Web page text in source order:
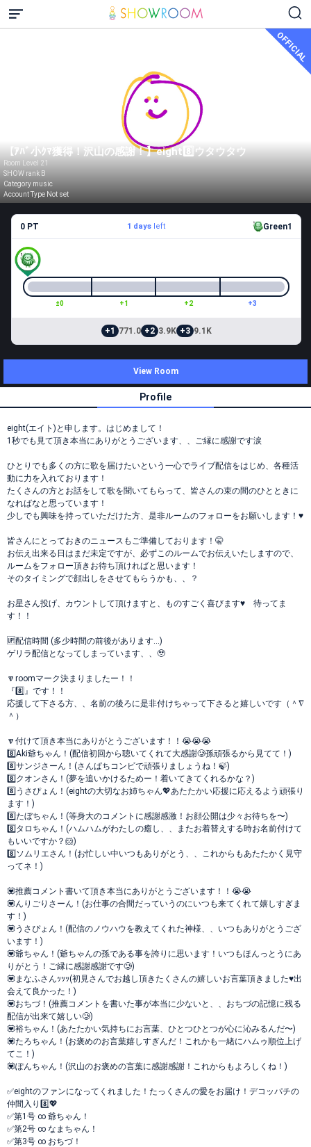
OFFICIAL
【ｱﾊﾞ小ｸﾏ獲得！沢山の感謝！】eight8️⃣ウタウタウ
Room Level 21
SHOW rank B
Category music
Account Type Not set
0 PT 1 daysleft Green1
±0 +1 +2 +3
+1 771.0 +2 3.9K +3 9.1K
View Room
Profile
eight(エイト)と申します。はじめまして！
1秒でも見て頂き本当にありがとうございます、、ご縁に感謝です涙
ひとりでも多くの方に歌を届けたいという一心でライブ配信をはじめ、各種活
動に力を入れております！
たくさんの方とお話をして歌を聞いてもらって、皆さんの束の間のひとときに
なればなと思っています！
少しでも興味を持っていただけた方、是非ルームのフォローをお願いします！♥️
皆さんにとっておきのニュースもご準備しております！🤫
お伝え出来る日はまだ未定ですが、必ずこのルームでお伝えいたしますので、
ルームをフォロー頂きお待ち頂ければと思います！
そのタイミングで顔出しをさせてもらうかも、、？
お星さん投げ、カウントして頂けますと、ものすごく喜びます♥️ 待ってま
す！！
🆙配信時間 (多少時間の前後があります…)
ゲリラ配信となってしまっています、、🥹
🔽roomマーク決まりましたー！！
『8️⃣』です！！
応援して下さる方、、名前の後ろに是非付けちゃって下さると嬉しいです（＾∇
＾）
🔽付けて頂き本当にありがとうございます！！😭😭😭
8️⃣Aki爺ちゃん！(配信初回から聴いてくれて大感謝🥲孫頑張るから見てて！)
8️⃣サンジさーん！(さんぱちコンビで頑張りましょうね！🍃)
8️⃣クオンさん！(夢を追いかけるためー！着いてきてくれるかな？)
8️⃣うさぴょん！(eightの大切なお姉ちゃん💖あたたかい応援に応えるよう頑張り
ます！)
8️⃣たぼちゃん！(等身大のコメントに感謝感激！お顔公開は少々お待ちを〜)
8️⃣タロちゃん！(ハムハムがわたしの癒し、、またお着替えする時お名前付けて
もいいですか？🐹)
8️⃣ソムリエさん！(お忙しい中いつもありがとう、、これからもあたたかく見守
ってネ！)
💟推薦コメント書いて頂き本当にありがとうございます！！😭😭
💟んりごりさーん！(お仕事の合間だっていうのにいつも来てくれて嬉しすぎま
す！)
💟うさぴょん！(配信のノウハウを教えてくれた神様、、いつもありがとうござ
います！)
💟爺ちゃん！(爺ちゃんの孫である事を誇りに思います！いつもほんっとうにあ
りがとう！ご縁に感謝感謝です🥲)
💟まなふさんｯｯｯ(初見さんでお越し頂きたくさんの嬉しいお言葉頂きました♥️出
会えて良かった！)
💟おちづ！(推薦コメントを書いた事が本当に少ないと、、おちづの記憶に残る
配信が出来て嬉しい🥲)
💟裕ちゃん！(あたたかい気持ちにお言葉、ひとつひとつが心に沁みるんだ〜)
💟たろちゃん！(お褒めのお言葉嬉しすぎんだ！これかも一緒にハムゥ順位上げ
てこ！)
💟ぽんちゃん！(沢山のお褒めの言葉に感謝感謝！これからもよろしくね！)
✅eightのファンになってくれました！たっくさんの愛をお届け！デコッパチの
仲間入り8️⃣💖
✅第1号 ∞ 爺ちゃん！
✅第2号 ∞ なまちゃん！
✅第3号 ∞ おちづ！